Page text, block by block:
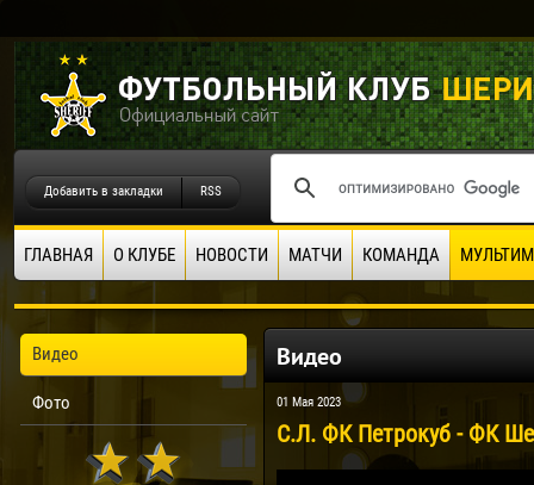
Добавить в закладки RSS
ГЛАВНАЯ О КЛУБЕ НОВОСТИ МАТЧИ КОМАНДА
Видео
Фото
Видео
01 Мая 2023
С.Л. ФК Петрокуб - ФК